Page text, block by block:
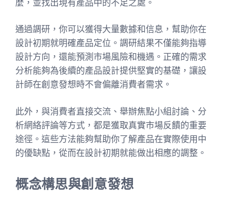
麼，並找出現有產品中的不足之處。
通過調研，你可以獲得大量數據和信息，幫助你在
設計初期就明確產品定位。調研結果不僅能夠指導
設計方向，還能預測市場風險和機遇。正確的需求
分析能夠為後續的產品設計提供堅實的基礎，讓設
計師在創意發想時不會偏離消費者需求。
此外，與消費者直接交流、舉辦焦點小組討論、分
析網絡評論等方式，都是獲取真實市場反饋的重要
途徑。這些方法能夠幫助你了解產品在實際使用中
的優缺點，從而在設計初期就能做出相應的調整。
概念構思與創意發想